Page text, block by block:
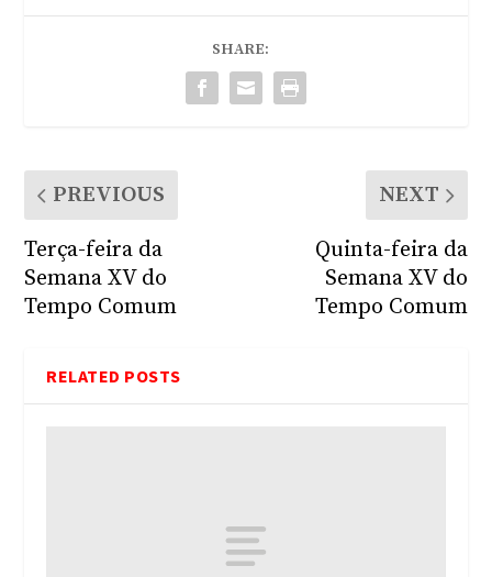
SHARE:
PREVIOUS
Terça-feira da
Semana XV do
Tempo Comum
NEXT
Quinta-feira da
Semana XV do
Tempo Comum
RELATED POSTS